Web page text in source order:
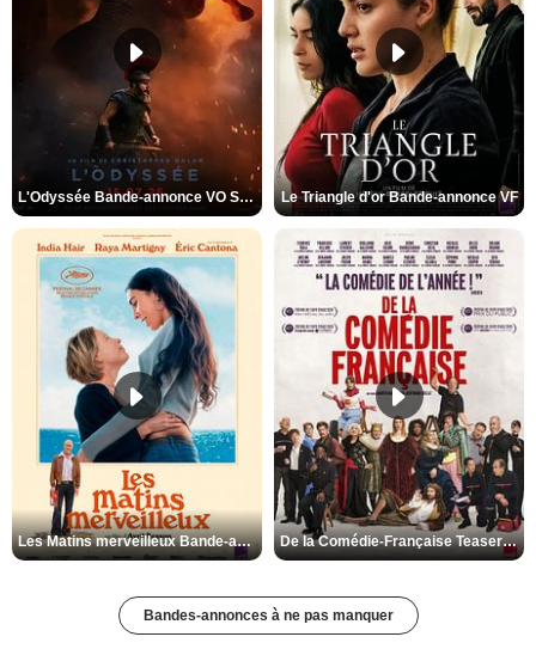
L'Odyssée Bande-annonce VO STFR Le Triangle d'or Bande-annonce VF
Les Matins merveilleux Bande-annonce VF De la Comédie-Française Teaser VF
Bandes-annonces à ne pas manquer